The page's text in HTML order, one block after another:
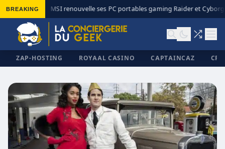
BREAKING MSI renouvelle ses PC portables gaming Raider et
ZAP-HOSTING ROYAAL CASINO CAPTAINCAZ
✕